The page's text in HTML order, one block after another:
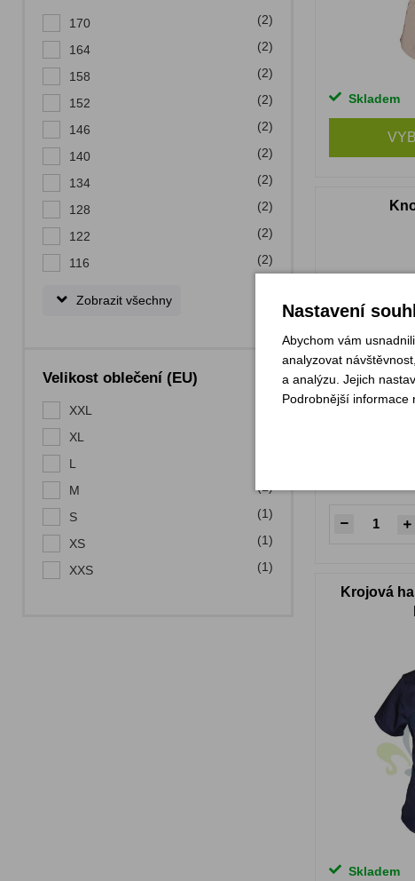
170 (2)
164 (2)
158 (2)
152 (2)
146 (2)
140 (2)
134 (2)
128 (2)
122 (2)
116 (2)
Zobrazit všechny
Velikost oblečení (EU)
XXL
XL
L
M
S (1)
XS (1)
XXS (1)
Skladem
Krojová
Skladem
Nastavení
Abychom vám
analyzovat
a analýzu. Jejich
Podrobnější informace